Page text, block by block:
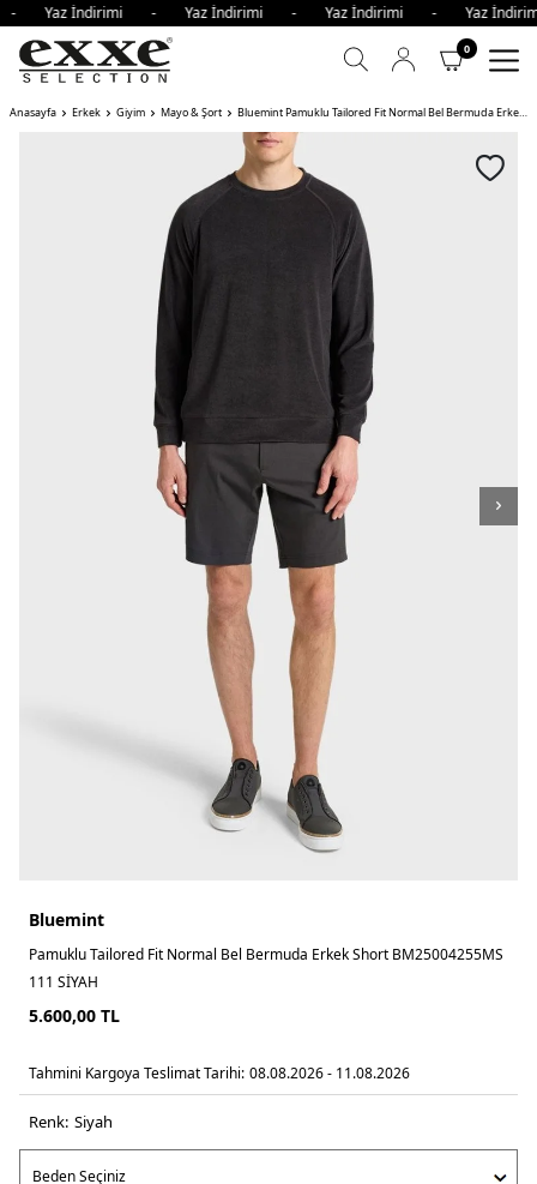
Yaz İndirimi - Yaz İndirimi - Yaz İndirimi - Yaz
0
Anasayfa Erkek Giyim Mayo & Şort Bluemint Pamuklu Tailored Fit Normal Bel Bermuda Erkek Short
Bluemint
Pamuklu Tailored Fit Normal Bel Bermuda Erkek Short BM25004255MS
111 SİYAH
5.600,00 TL
Tahmini Kargoya Teslimat Tarihi: 08.08.2026 - 11.08.2026
Renk: si̇yah